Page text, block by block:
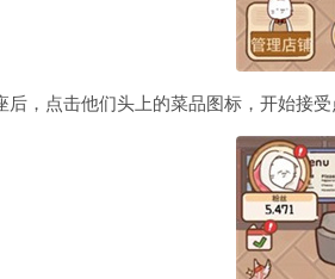
后，点击他们头上的菜品图标，开始接